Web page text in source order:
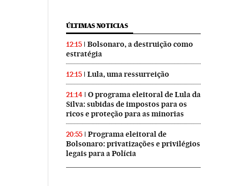
ÚLTIMAS NOTICIAS
12:15
Bolsonaro, a destruição como
estratégia
12:15 Lula, uma ressurreição
21:14
O programa eleitoral de Lula da
Silva: subidas de impostos para os
ricos e proteção para as minorias
20:55
Programa eleitoral de
Bolsonaro: privatizações e privilégios
legais para a Polícia